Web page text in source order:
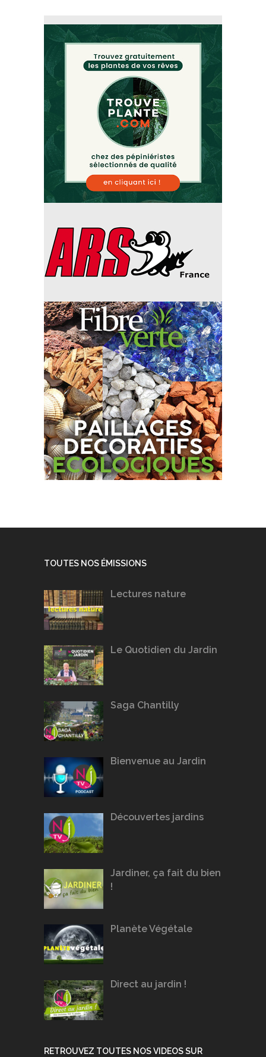
TOUTES NOS ÉMISSIONS
Lectures nature
Le Quotidien du Jardin
Saga Chantilly
Bienvenue au Jardin
Découvertes jardins
Jardiner, ça fait du bien
!
Planète Végétale
Direct au jardin !
RETROUVEZ TOUTES NOS VIDEOS SUR